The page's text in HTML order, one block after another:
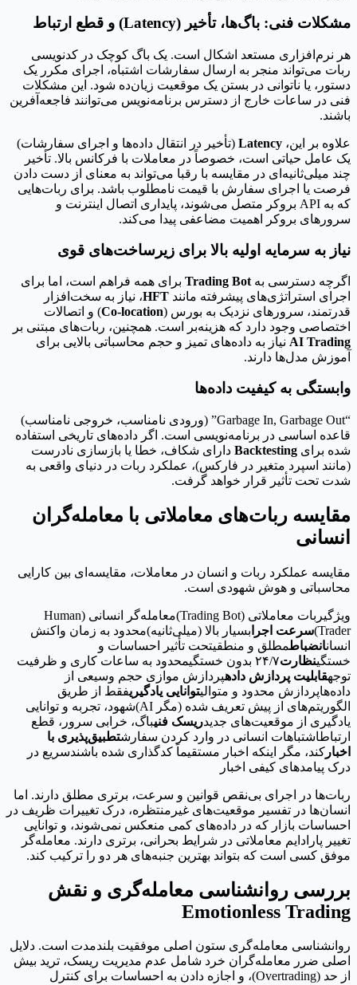
مشکلات فنی: باگ‌ها، تأخیر (Latency) و قطع ارتباط
هر نرم‌افزاری مستعد اشکال است. یک باگ کوچک در کدنویسی
ربات می‌تواند منجر به ارسال سفارشات اشتباه، اجرای مکرر یک
دستور، یا ناتوانی در بستن یک موقعیت زیان‌ده شود. این مشکلات
فنی در ساعات خارج از دسترس برنامه‌نویس می‌توانند فاجعه‌آفرین
باشند.
علاوه بر این، Latency (تأخیر در انتقال داده‌ها و اجرای سفارشات)
یک عامل حیاتی است، خصوصاً در معاملات با فرکانس بالا. تأخیر
چند میلی‌ثانیه‌ای در مقایسه با رقبا می‌تواند به معنای از دست دادن
فرصت یا اجرای سفارش با قیمت نامطلوب باشد. برای ربات‌هایی
که به API بروکر متصل می‌شوند، پایداری اتصال اینترنت و
سرورهای بروکر اهمیت مضاعفی پیدا می‌کند.
نیاز به سرمایه اولیه بالا برای زیرساخت‌های قوی
اگرچه دسترسی به Trading Bot برای همه فراهم است، اما برای
اجرای استراتژی‌های پیشرفته مانند HFT، نیاز به سخت‌افزار
قدرتمند، سرورهای نزدیک به بورس (Co-location) و اتصالات
اختصاصی وجود دارد که هزینه‌بر است. همچنین، ربات‌های مبتنی بر
AI Trading نیاز به داده‌های تمیز و حجم محاسباتی بالایی برای
آموزش مدل‌ها دارند.
وابستگی به کیفیت داده‌ها
“Garbage In, Garbage Out” (ورودی نامناسب، خروجی نامناسب)
قاعده اساسی در برنامه‌نویسی است. اگر داده‌های تاریخی استفاده
شده برای Backtesting دارای شکاف، خطا یا بازسازی نادرست
(مانند اسپرد متغیر در فارکس)، عملکرد ربات در دنیای واقعی به
شدت تحت تأثیر قرار خواهد گرفت.
مقایسه ربات‌های معاملاتی با معامله‌گران
انسانی
مقایسه عملکرد ربات و انسان در معاملات، مقایسه‌ای بین کارایی
محاسباتی و هوش شهودی است.
ویژگیربات معاملاتی (Trading Bot)معامله‌گر انسانی (Human
Trader) سرعت اجرا بسیار بالا (میلی‌ثانیه)محدود به زمان واکنش
انسانانضباطمطلق و منطقیتحت تأثیر احساسات و
خستگینظارت
۲۴/۷ بدون خستگیمحدود به ساعات کاری و ظرفیت
توجهقابلیت پردازش دادهپردازش موازی حجم وسیعی از
داده‌هاپردازش محدود و متوالیتوانایی یادگیریفقط از طریق
الگوریتم‌های از پیش تعریف شده (مگر AI)شهود، تجربه و توانایی
یادگیری از موقعیت‌های جدیدریسک فنیباگ، خرابی سرور، قطع
ارتباطاشتباهات انسانی در وارد کردن سفارشتطبیق‌پذیری با
اخبار کند، مگر اینکه اخبار مستقیماً کدگذاری شده باشندسریع در
درک پیامدهای کیفی اخبار
ربات‌ها در اجرای بی‌نقص قوانین و سرعت، برتری مطلق دارند. اما
انسان‌ها در تفسیر موقعیت‌های غیرمنتظره، درک تغییرات ظریف در
احساسات بازار که در داده‌های کمی منعکس نمی‌شوند، و توانایی
تغییر پارادایم معاملاتی در شرایط بحرانی، برتری دارند. معامله‌گر
موفق کسی است که بتواند بهترین جنبه‌های هر دو را ترکیب کند.
بررسی روانشناسی معامله‌گری و نقش
Emotionless Trading
روانشناسی معامله‌گری ستون اصلی موفقیت بلندمدت است. دلایل
اصلی ضرر معامله‌گران خرد شامل عدم مدیریت ریسک، ترید بیش
از حد (Overtrading)، و اجازه دادن به احساسات برای کنترل